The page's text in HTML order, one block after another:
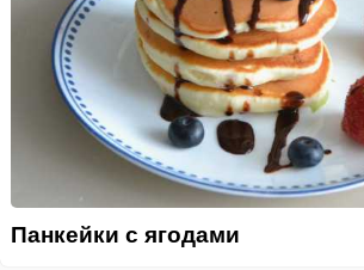
Панкейки с ягодами